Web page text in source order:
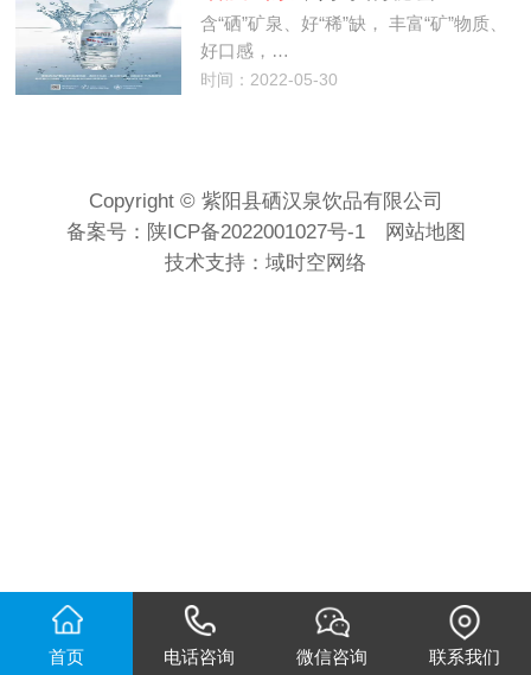
含“硒”矿泉、好“稀”缺， 丰富“矿”物质、
好口感，…
时间：2022-05-30
Copyright © 紫阳县硒汉泉饮品有限公司
备案号： 陕ICP备2022001027号-1
网站地图
技术支持： 域时空网络
首页 电话咨询 微信咨询 联系我们